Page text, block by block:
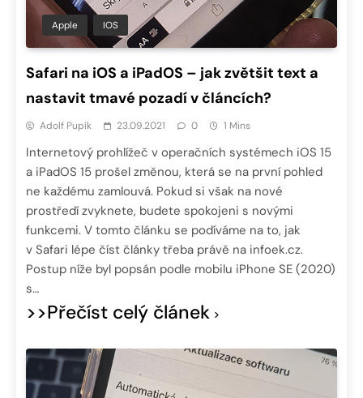
Apple IOS
Safari na iOS a iPadOS – jak zvětšit text a
nastavit tmavé pozadí v článcích?
Adolf Pupík 23.09.2021 0 1 Mins
Internetový prohlížeč v operačních systémech iOS 15
a iPadOS 15 prošel změnou, která se na první pohled
ne každému zamlouvá. Pokud si však na nové
prostředí zvyknete, budete spokojeni s novými
funkcemi. V tomto článku se podíváme na to, jak
v Safari lépe číst články třeba právě na infoek.cz.
Postup níže byl popsán podle mobilu iPhone SE (2020)
s…
>>Přečíst celý článek